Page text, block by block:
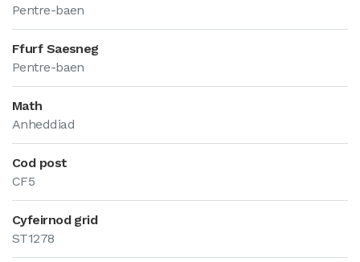
Pentre-baen
Ffurf Saesneg
Pentre-baen
Math
Anheddiad
Cod post
CF5
Cyfeirnod grid
ST1278